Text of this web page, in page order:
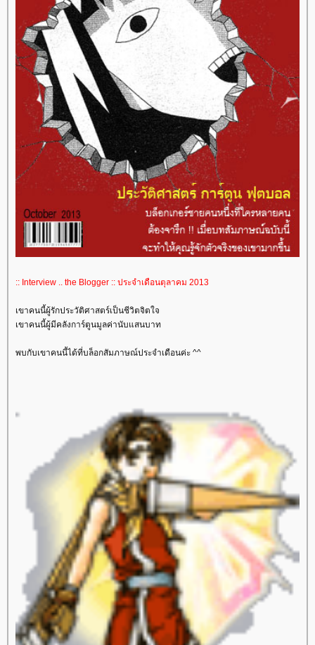
:: Interview .. the Blogger :: ประจำเดือนตุลาคม 2013
เขาคนนี้ผู้รักประวัติศาสตร์เป็นชีวิตจิตใจ
เขาคนนี้ผู้มีคลังการ์ตูนมูลค่านับแสนบาท
พบกับเขาคนนี้ได้ที่บล็อกสัมภาษณ์ประจำเดือนค่ะ ^^